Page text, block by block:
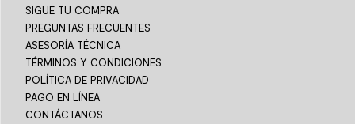
SIGUE TU COMPRA
PREGUNTAS FRECUENTES
ASESORÍA TÉCNICA
TÉRMINOS Y CONDICIONES
POLÍTICA DE PRIVACIDAD
PAGO EN LÍNEA
CONTÁCTANOS